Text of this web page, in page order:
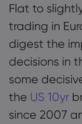
Flat to
trading in
digest the
decisions in
some
the US 10yr
since 2007